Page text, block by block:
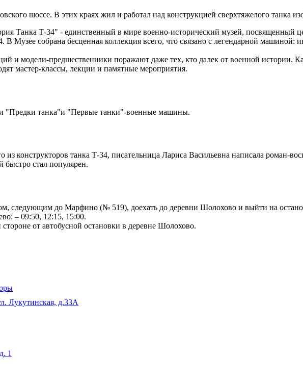
шоссе. В этих краях жил и работал над конструкцией сверхтяжелого танка
Танка Т-34" - единственный в мире военно-исторический музей, посвященный
Музее собрана бесценная коллекция всего, что связано с легендарной машиной:
и модели-предшественники поражают даже тех, кто далек от военной истории.
мастер-классы, лекции и памятные мероприятия.
"Предки танка"и "Первые танки"-военные машины.
из конструкторов танка Т-34, писательница Лариса Васильевна написала роман-
стал популярен.
следующим до Марфино (№ 519), доехать до деревни Шолохово и выйти на
– 09:50, 12:15, 15:00.
от автобусной остановки в деревне Шолохово.
Лукутинская, д.33А
1